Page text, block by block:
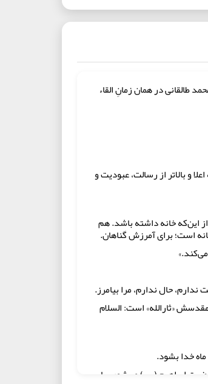
طالقانی در همان زمانِ القاء
و بالاتر از رسالت، عبودیت و
این‌که خانه داشته باشد. هم
است؛ برای آمرزش گناهان.
حال ندارم، مرا بیامرز.
«ثارالله» است: السلام
خدا بشود.
حضرت ابراهیم (س) می‌شوی، یا